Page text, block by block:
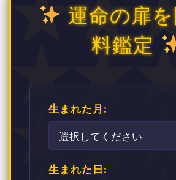
運命の扉
料鑑定
生まれた月:
生まれた日: